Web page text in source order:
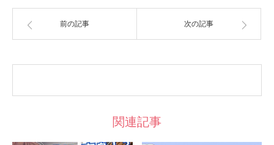
前の記事 次の記事
関連記事